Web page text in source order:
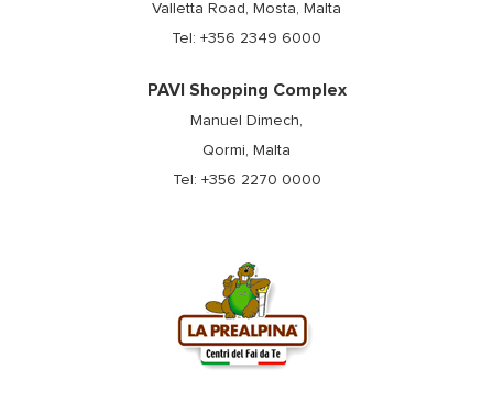
Valletta Road, Mosta, Malta
Tel: +356 2349 6000
PAVI Shopping Complex
Manuel Dimech,
Qormi, Malta
Tel: +356 2270 0000